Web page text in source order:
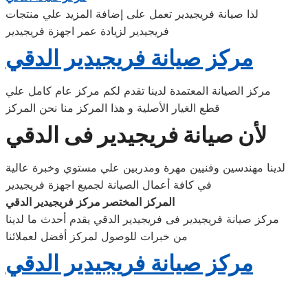
لذا صيانة فريجيدير تعمل على إضافة المزيد علي منتجات
فريجيدير لزيادة عمر اجهزة فريجيدير
مركز صيانة فريجيدير الدقي
مركز الصيانة المعتمدة لدينا تقدم لكم مركز عام كامل علي
قطع الغيار الأصلية و هذا المركز منا نحن المركز
لأن صيانة فريجيدير فى الدقي
لدينا مهندسين وفنيين مهرة ومدربين علي مستوي وخبرة عالية
في كافة أعمال الصيانة لجميع اجهزة فريجيدير
المركز المختصر مركز فريجيدير الدقي
مركز صيانة فريجيدير فى فريجيدير الدقي يقدم أحدث ما لدينا
من خبرات للوصول لمركز أفضل لعملائنا
مركز صيانة فريجيدير الدقي